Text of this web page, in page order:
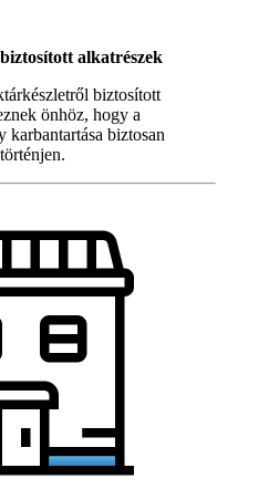
alkatrészek
biztosított
önhöz, hogy a
karbantartása biztosan